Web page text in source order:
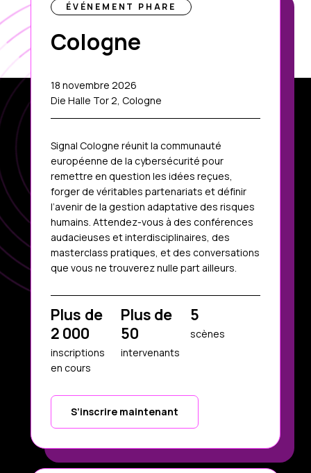
ÉVÉNEMENT PHARE
Cologne
18 novembre 2026
Die Halle Tor 2, Cologne
Signal Cologne réunit la communauté
européenne de la cybersécurité pour
remettre en question les idées reçues,
forger de véritables partenariats et définir
l’avenir de la gestion adaptative des risques
humains. Attendez-vous à des conférences
audacieuses et interdisciplinaires, des
masterclass pratiques, et des conversations
que vous ne trouverez nulle part ailleurs.
Plus de
2 000
inscriptions
en cours
Plus de
50
intervenants
5
scènes
S’inscrire maintenant